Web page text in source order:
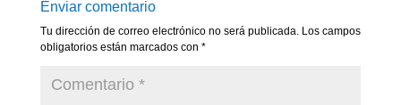
Enviar comentario
Tu dirección de correo electrónico no será publicada. Los campos
obligatorios están marcados con *